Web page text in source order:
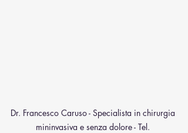
Dr. Francesco Caruso - Specialista in chirurgia
mininvasiva e senza dolore - Tel.